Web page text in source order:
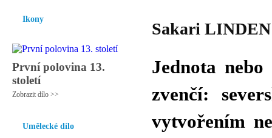
Ikony
První polovina 13.
století
Zobrazit dílo >>
Umělecké dílo
Sakari LINDEN
Jednota nebo
zvenčí:
vytvořením